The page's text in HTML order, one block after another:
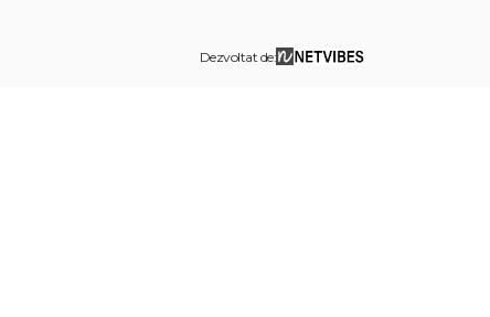
Dezvoltat de: